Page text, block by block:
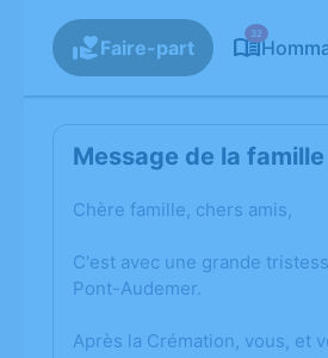
Faire-part
32
Message de la famille
Chère famille, chers amis,
C'est avec une grande
Pont-Audemer.
Après la Crémation, vous, et